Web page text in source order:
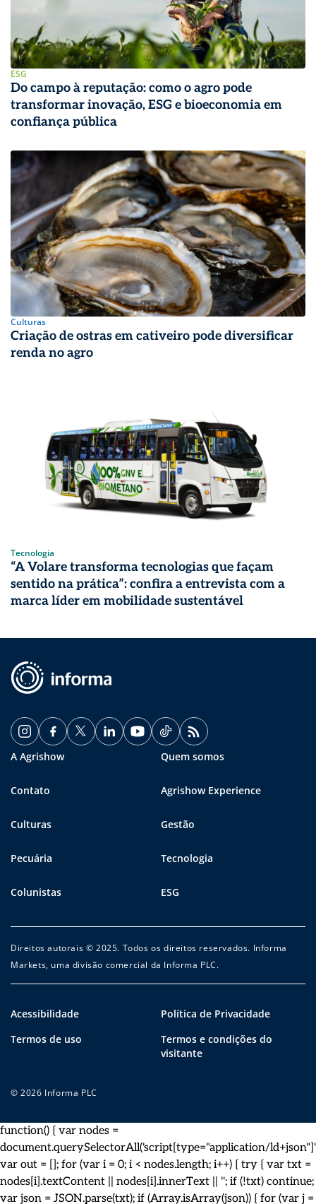
ESG
Do campo à reputação: como o agro pode
transformar inovação, ESG e bioeconomia em
confiança pública
Culturas
Criação de ostras em cativeiro pode diversificar
renda no agro
Tecnologia
“A Volare transforma tecnologias que façam
sentido na prática”: confira a entrevista com a
marca líder em mobilidade sustentável
A Agrishow Quem somos
Contato Agrishow Experience
Culturas Gestão
Pecuária Tecnologia
Colunistas ESG
Direitos autorais © 2025. Todos os direitos reservados. Informa
Markets, uma divisão comercial da Informa PLC.
Acessibilidade
Política de Privacidade
Termos de uso
Termos e condições do
visitante
© 2026 Informa PLC
function() { var nodes =
document.querySelectorAll('script[type="application/
var out = []; for (var i = 0; i < nodes.length; i++) { try { var txt =
nodes[i].textContent || nodes[i].innerText || ''; if (!txt) continue;
var json = JSON.parse(txt); if (Array.isArray(json)) { for (var j =